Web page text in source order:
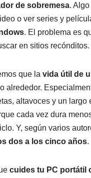
de sobremesa.
o ver series y
. El problema es
en sitios
que la vida útil de
alrededor.
altavoces y un
cada vez dura
Y, según varios
dos a los cinco años.
cuides tu PC portátil